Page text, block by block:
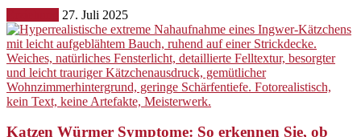
27. Juli 2025
Katzen Würmer Symptome: So erkennen Sie, ob